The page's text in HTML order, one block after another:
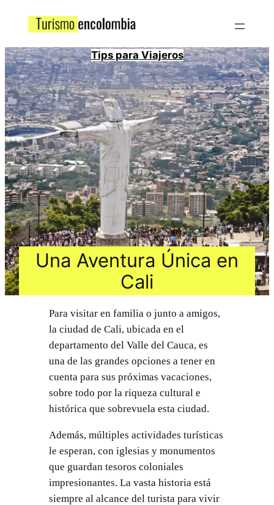
Tips para Viajeros
Una Aventura Única en
Cali
Para visitar en familia o junto a amigos,
la ciudad de Cali, ubicada en el
departamento del Valle del Cauca, es
una de las grandes opciones a tener en
cuenta para sus próximas vacaciones,
sobre todo por la riqueza cultural e
histórica que sobrevuela esta ciudad.
Además, múltiples actividades turísticas
le esperan, con iglesias y monumentos
que guardan tesoros coloniales
impresionantes. La vasta historia está
siempre al alcance del turista para vivir